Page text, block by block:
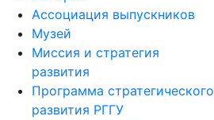
Ассоциация выпускников
Музей
Миссия и стратегия
развития
Программа стратегического
развития РГГУ